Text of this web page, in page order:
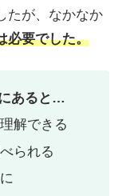
たが、なかなか
必要でした。
あると…
解できる
られる